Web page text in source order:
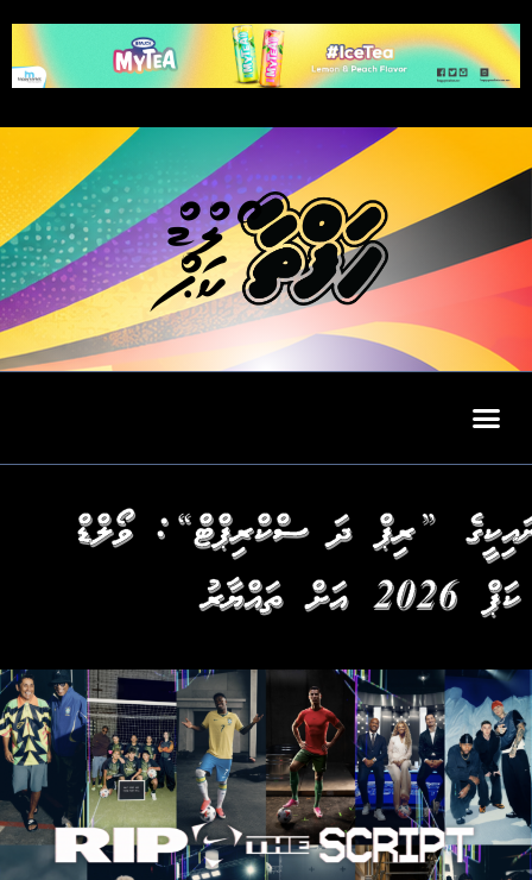
ވޯލްޑް
ކަޕް
ނައިކީގެ ”ރިޕް ދަ ސްކްރިޕްޓް“: ވޯލްޑް
ކަޕް 2026 އަށް ތައްޔާރު